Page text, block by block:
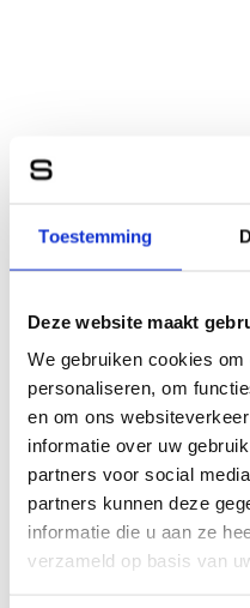
Toestemming
Deze website maakt
We gebruiken cookies
personaliseren, om
en om ons
informatie over uw
partners voor social
partners kunnen deze
informatie die u aan ze
verzameld op basis van